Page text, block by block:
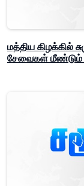
மத்திய கிழக்கில்
சேவைகள் மீண்டும்